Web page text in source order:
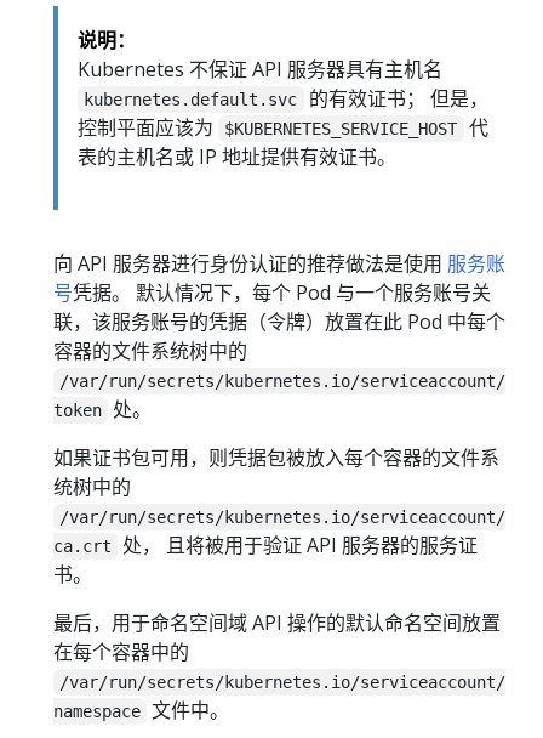
说明：
Kubernetes 不保证 API 服务器具有主机名
kubernetes.default.svc
的有效证书； 但是，
控制平面应该为
$KUBERNETES_SERVICE_HOST 代
表的主机名或 IP 地址提供有效证书。
向 API 服务器进行身份认证的推荐做法是使用 服务账
号凭据。 默认情况下，每个 Pod 与一个服务账号关
联，该服务账号的凭据（令牌）放置在此 Pod 中每个
容器的文件系统树中的
/var/run/secrets/kubernetes.io/serviceaccount/
token
处。
如果证书包可用，则凭据包被放入每个容器的文件系
统树中的
/var/run/secrets/kubernetes.io/serviceaccount/
ca.crt
处， 且将被用于验证 API 服务器的服务证
书。
最后，用于命名空间域 API 操作的默认命名空间放置
在每个容器中的
/var/run/secrets/kubernetes.io/serviceaccount/
namespace 文件中。